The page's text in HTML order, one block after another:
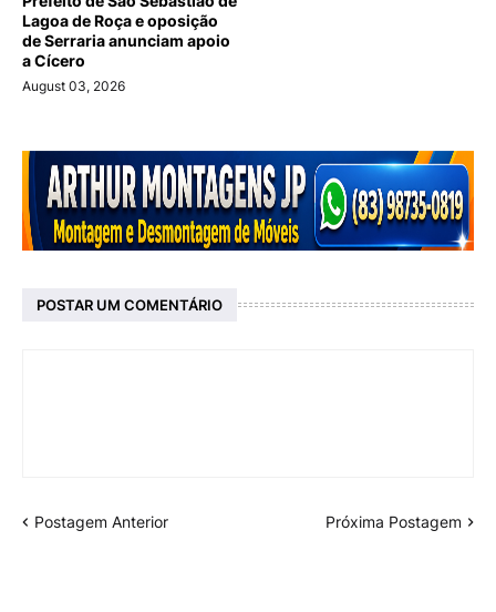
Lagoa de Roça e oposição
de Serraria anunciam apoio
a Cícero
August 03, 2026
POSTAR UM COMENTÁRIO
Postagem Anterior Próxima Postagem